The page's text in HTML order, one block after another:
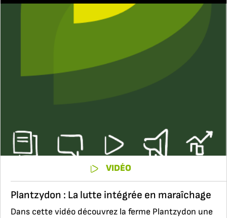
VIDÉO
Plantzydon : La lutte intégrée en maraîchage
Dans cette vidéo découvrez la ferme Plantzydon une